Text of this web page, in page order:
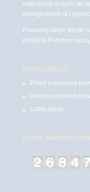
małych czy dużych, do
zoologicznych w
Polecamy także wizytę
przybliży Państwu
PRYWATNOŚĆ
Zmień ustawienia
Historia ustawień
Cofnij zgody
Licznik odwiedzin